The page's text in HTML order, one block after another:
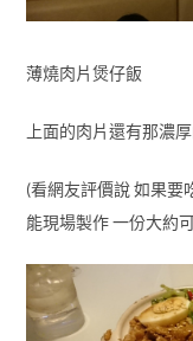
薄燒肉片煲仔飯
上面的肉片還有那濃
(看網友評價說 如果要
能現場製作 一份大約